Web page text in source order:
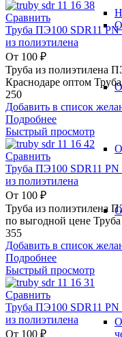
Сравнить
Труба ПЭ100 SDR11 PN
из полиэтилена
От 100 ₽
Труба из полиэтилена
Краснодаре оптом
250
Добавить в список
Подробнее
Быстрый просмотр
Сравнить
Труба ПЭ100 SDR11 PN
из полиэтилена
От 100 ₽
Труба из полиэтилена
по выгодной цене
355
Добавить в список
Подробнее
Быстрый просмотр
Сравнить
Труба ПЭ100 SDR11 PN
из полиэтилена
От 100 ₽